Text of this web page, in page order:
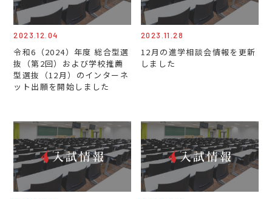
2023.12.04
令和6（2024）年度 総合型選
抜（第2回）および学校推薦
型選抜（12月）のインターネ
ット出願を開始しました
2023.11.28
12月の進学相談会情報を更新
しました